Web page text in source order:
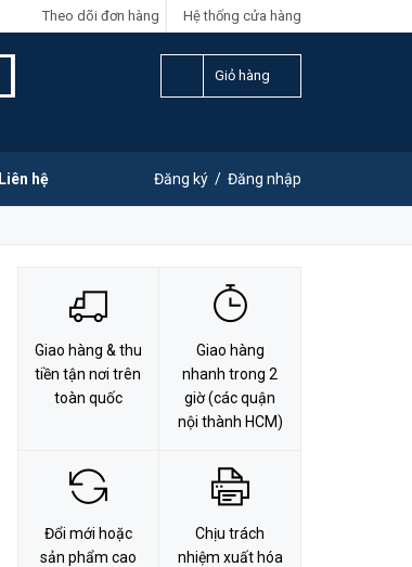
Hệ thống cửa hàng
Theo dõi đơn hàng
Giỏ hàng
Liên hệ Đăng ký / Đăng nhập
LIÊN HỆ ĐẶT HÀNG
Giao hàng & thu
tiền tận nơi trên
toàn quốc
Giao hàng
nhanh trong 2
giờ (các quận
nội thành HCM)
Đổi mới hoặc
sản phẩm cao
Chịu trách
nhiệm xuất hóa